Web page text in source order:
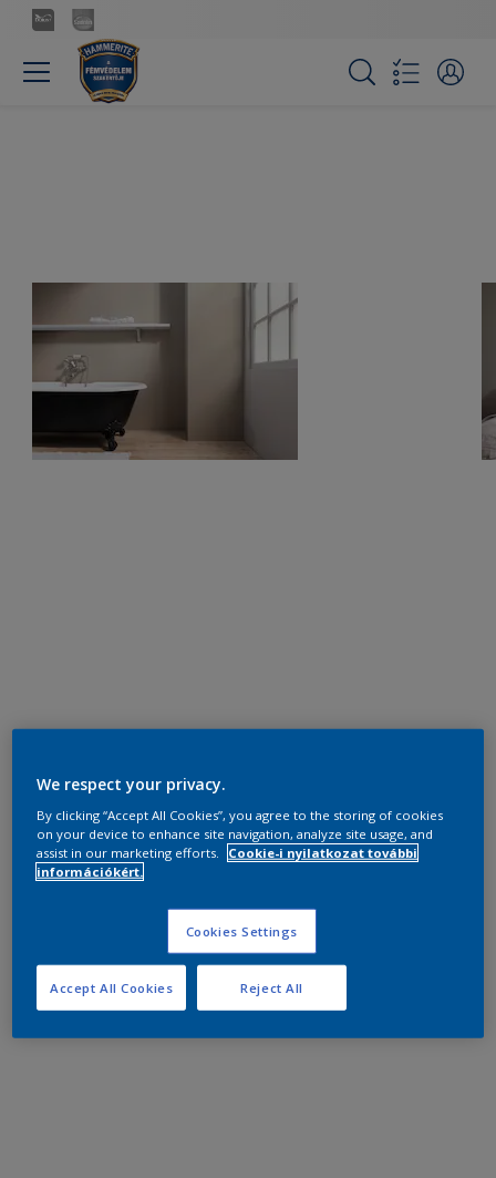
We respect your privacy.
By clicking “Accept All Cookies”, you agree to the storing of cookies
on your device to enhance site navigation, analyze site usage, and
assist in our marketing efforts.
Cookie-i nyilatkozat további
információkért.
Cookies Settings
Reject All
Accept All Cookies